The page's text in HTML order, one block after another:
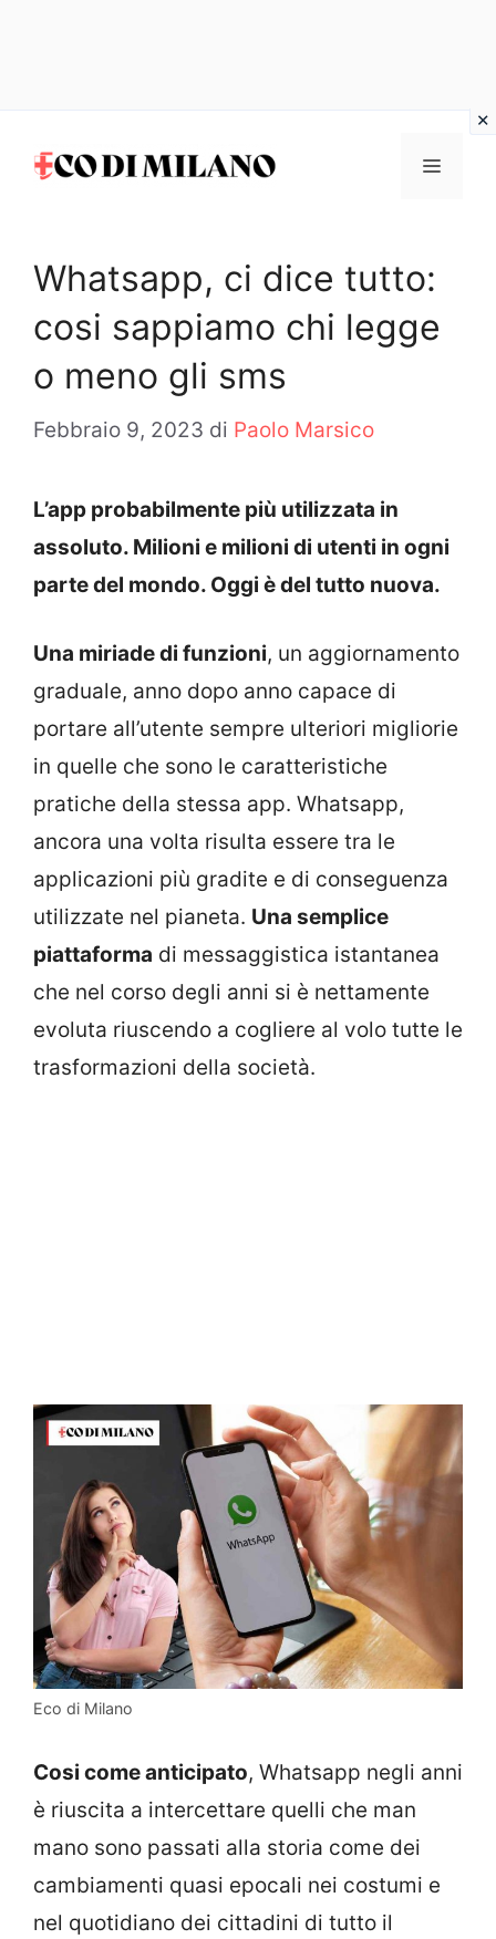
MENU
Whatsapp, ci dice tutto:
cosi sappiamo chi legge
o meno gli sms
Febbraio 9, 2023 di Paolo Marsico
L’app probabilmente più utilizzata in
assoluto. Milioni e milioni di utenti in ogni
parte del mondo. Oggi è del tutto nuova.
Una miriade di funzioni, un aggiornamento
graduale, anno dopo anno capace di
portare all’utente sempre ulteriori migliorie
in quelle che sono le caratteristiche
pratiche della stessa app. Whatsapp,
ancora una volta risulta essere tra le
applicazioni più gradite e di conseguenza
utilizzate nel pianeta. Una semplice
piattaforma di messaggistica istantanea
che nel corso degli anni si è nettamente
evoluta riuscendo a cogliere al volo tutte le
trasformazioni della società.
Eco di Milano
Cosi come anticipato, Whatsapp negli anni
è riuscita a intercettare quelli che man
mano sono passati alla storia come dei
cambiamenti quasi epocali nei costumi e
nel quotidiano dei cittadini di tutto il